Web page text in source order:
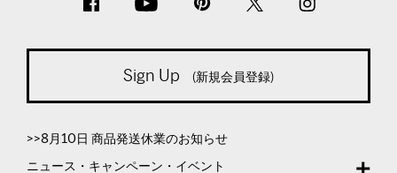
Sign Up (新規会員登録)
>>8月10日 商品発送休業のお知らせ
ニュース・キャンペーン・イベント